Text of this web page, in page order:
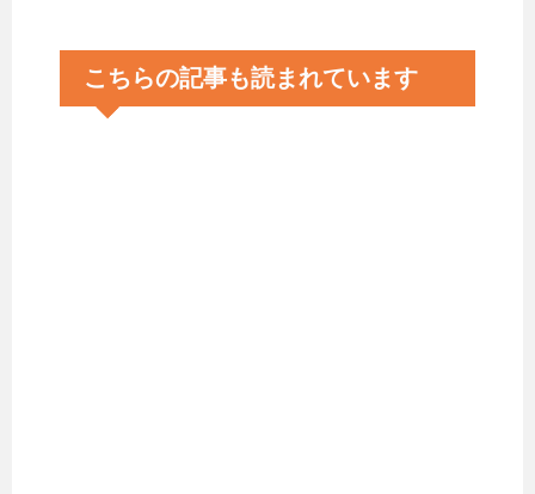
こちらの記事も読まれています